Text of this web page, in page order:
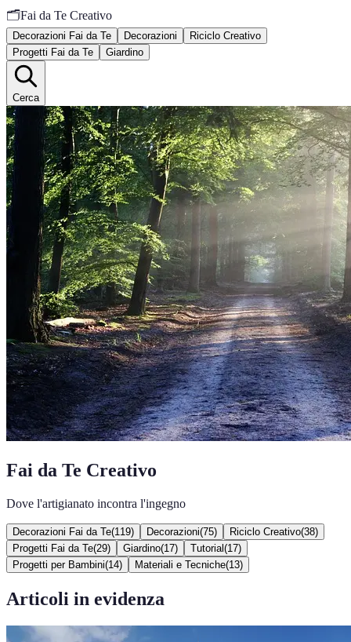
🗂️Fai da Te Creativo
Decorazioni Fai da Te Decorazioni
Riciclo Creativo
Progetti Fai da Te
Giardino
Cerca
Fai da Te Creativo
Dove l'artigianato incontra l'ingegno
Decorazioni Fai da Te(119) Decorazioni(75) Riciclo Creativo(38)
Progetti Fai da Te(29) Giardino(17) Tutorial (17)
Progetti per Bambini(14) Materiali e Tecniche(13)
Articoli in evidenza